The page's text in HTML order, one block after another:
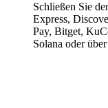
Schließen Sie
Express,
Pay, Bitget,
Solana oder